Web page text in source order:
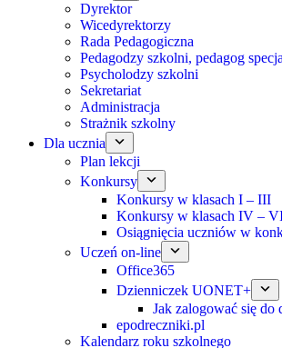
Dyrektor
Wicedyrektorzy
Rada Pedagogiczna
Pedagodzy szkolni, pedagog
Psycholodzy szkolni
Sekretariat
Administracja
Strażnik szkolny
Dla ucznia
Plan lekcji
Konkursy
Konkursy w klasach I – III
Konkursy w klasach IV –
Osiągnięcia uczniów w
Uczeń on-line
Office365
Dzienniczek UONET+
Jak zalogować się do
epodreczniki.pl
Kalendarz roku szkolnego